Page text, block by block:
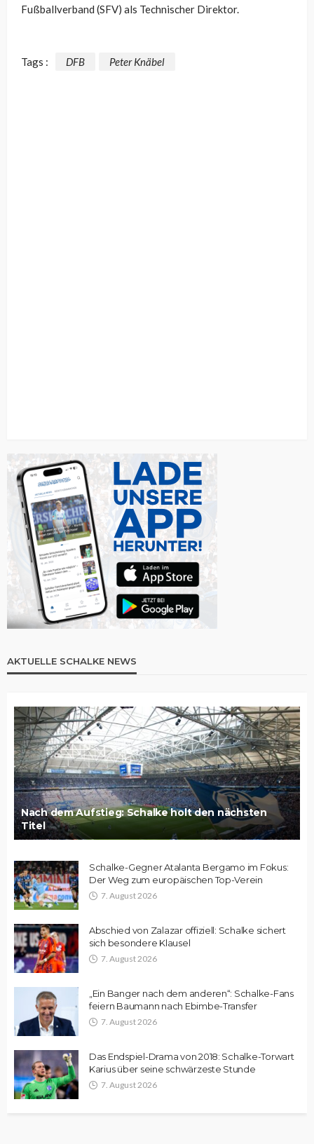
Fußballverband (SFV) als Technischer Direktor.
Tags : DFB Peter Knäbel
AKTUELLE SCHALKE NEWS
Nach dem Aufstieg: Schalke holt den nächsten
Titel
Schalke-Gegner Atalanta Bergamo im Fokus:
Der Weg zum europäischen Top-Verein
7. August 2026
Abschied von Zalazar offiziell: Schalke sichert
sich besondere Klausel
7. August 2026
„Ein Banger nach dem anderen“: Schalke-Fans
feiern Baumann nach Ebimbe-Transfer
7. August 2026
Das Endspiel-Drama von 2018: Schalke-Torwart
Karius über seine schwärzeste Stunde
7. August 2026